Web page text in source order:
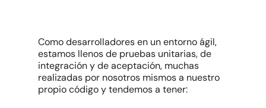
Como desarrolladores en un entorno ágil,
estamos llenos de pruebas unitarias, de
integración y de aceptación, muchas
realizadas por nosotros mismos a nuestro
propio código y tendemos a tener: